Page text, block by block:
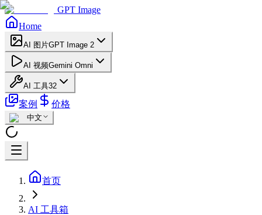
GPT Image
Home
AI 图片GPT Image 2
AI 视频Gemini Omni
AI 工具32
案例 价格
中文
首页
AI 工具箱